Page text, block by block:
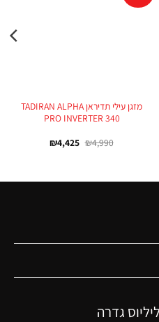
מזגן עילי תדיראן TADIRAN ALPHA
PRO INVERTER 340
₪4,990
₪4,425